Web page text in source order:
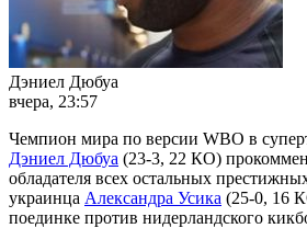
Дэниел Дюбуа
вчера, 23:57
Чемпион мира по версии WBO в
Дэниел Дюбуа (23-3, 22 КО)
обладателя всех остальных
украинца Александра Усика (25-0, 16
поединке против нидерландского